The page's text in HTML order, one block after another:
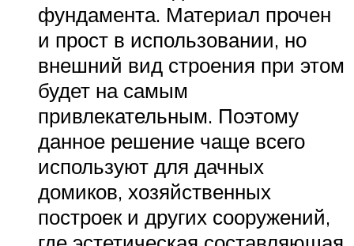
фундамента. Материал прочен
и прост в использовании, но
внешний вид строения при этом
будет на самым
привлекательным. Поэтому
данное решение чаще всего
используют для дачных
домиков, хозяйственных
построек и других сооружений,